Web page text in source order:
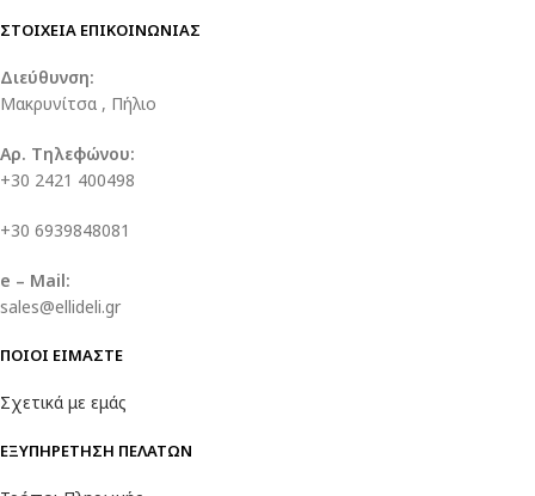
ΣΤΟΙΧΕΙΑ ΕΠΙΚΟΙΝΩΝΙΑΣ
Διεύθυνση:
Μακρυνίτσα , Πήλιο
Αρ. Τηλεφώνου:
+30 2421 400498
+30 6939848081
e – Mail:
sales@ellideli.gr
ΠΟΙΟΙ ΕΙΜΑΣΤΕ
Σχετικά με εμάς
ΕΞΥΠΗΡΕΤΗΣΗ ΠΕΛΑΤΩΝ